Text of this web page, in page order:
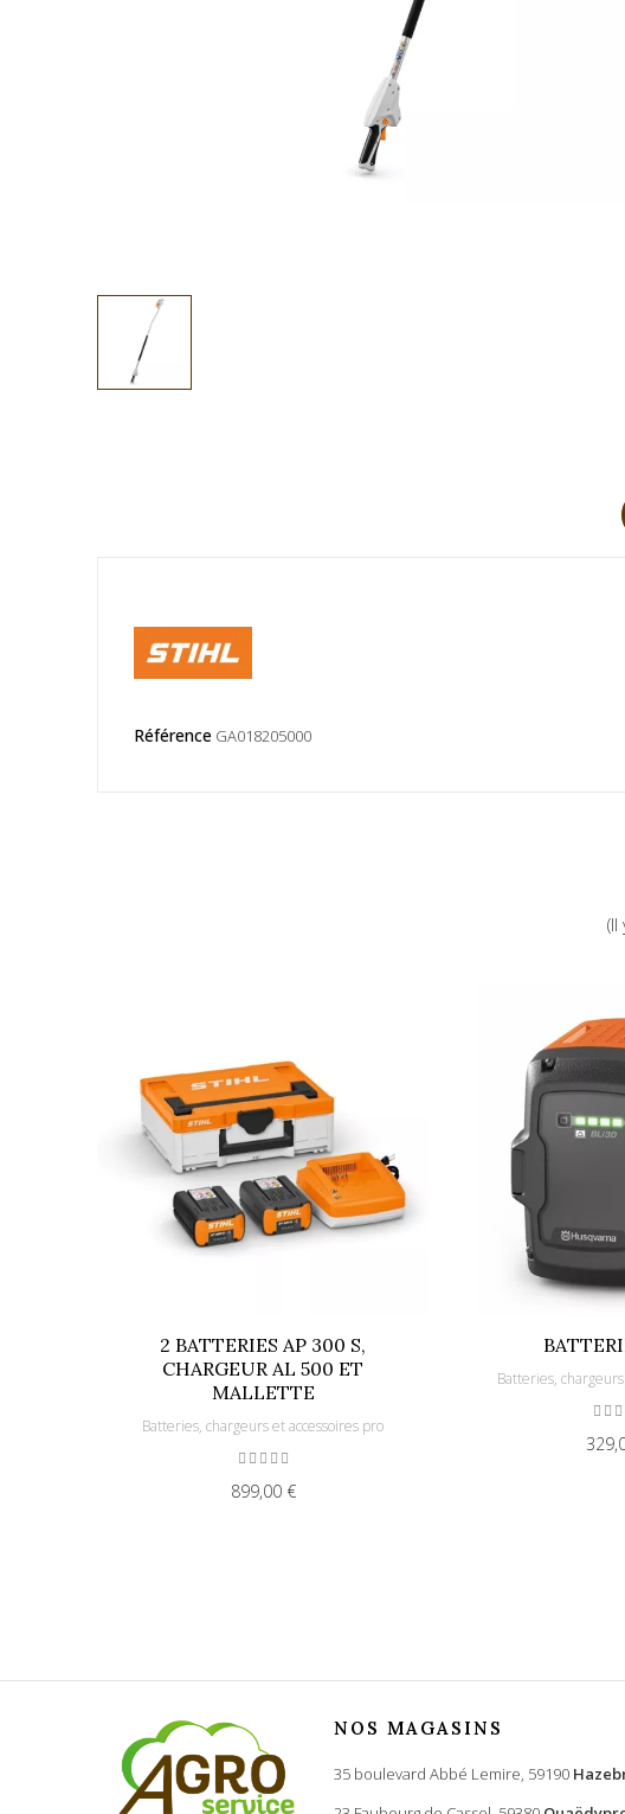
Référence GA018205000
2 BATTERIES AP 300 S,
CHARGEUR AL 500 ET
MALLETTE
Batteries, chargeurs et accessoires pro
899,00 €
Batteries,
NOS MAGASINS
35 boulevard Abbé Lemire, 59190